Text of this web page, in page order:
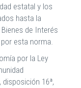
estatal y los
hasta la
de Interés
esta norma.
por la Ley
16ª,